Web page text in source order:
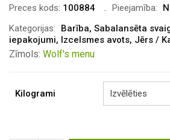
€5.50
through
€66.00
Preces kods: 100884 Pieejamība:
Kategorijas:
Barība, Sabalansēta
iepakojumi, Izcelsmes avots, Jērs /
Zīmols: Wolf's menu
Kilogrami